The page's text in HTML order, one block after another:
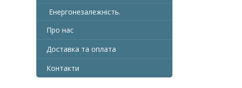
Енергонезалежність.
Про нас
Доставка та оплата
Контакти